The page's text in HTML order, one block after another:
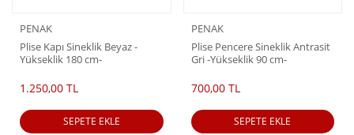
PENAK
Plise Kapı Sineklik Beyaz -
Yükseklik 180 cm-
1.250,00 TL
SEPETE EKLE
PENAK
Plise Pencere Sineklik Antrasit
Gri -Yükseklik 90 cm-
700,00 TL
SEPETE EKLE